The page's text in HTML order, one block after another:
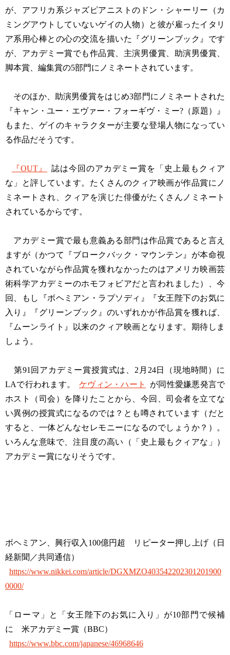
が、アフリカ系ジャズピアニストのドン・シャーリー（カ
ミングアウトしていないゲイの人物）と彼が雇ったイタリ
ア系用心棒との心の交流を描いた『グリーンブック』です
が、アカデミー賞でも作品賞、主演男優賞、助演男優賞、
脚本賞、編集賞の5部門にノミネートされています。
そのほか、助演男優賞をはじめ3部門にノミネートされた
『キャン・ユー・エヴァー・フォーギヴ・ミー?（原題）』
もまた、ゲイのキャラクターが主要な登場人物になってい
る作品だそうです。
『OUT』
誌は今回のアカデミー賞を「史上最もクィア
な」と評しています。たくさんのクィア映画が作品賞にノ
ミネートされ、クィアを演じた俳優がたくさんノミネート
されているからです。
アカデミー賞で最も意義ある部門は作品賞であると言え
ますが（かつて『ブロークバック・マウンテン』が本命視
されていながら作品賞を獲れなかったのはアメリカ映画芸
術科学アカデミーのホモフォビアだと言われました）、今
回、もし『ボヘミアン・ラプソディ』『女王陛下のお気に
入り』『グリーンブック』のいずれかが作品賞を獲れば、
『ムーンライト』以来のクィア映画となります。期待しま
しょう。
第91回アカデミー賞授賞式は、2月24日（現地時間）に
LAで行われます。
ケヴィン・ハート
が同性愛嫌悪発言で
ホスト（司会）を降りたことから、今回、司会者を立てな
い異例の授賞式になるのでは？とも噂されています（だと
すると、一体どんなセレモニーになるのでしょうか？）。
いろんな意味で、注目度の高い（「史上最もクィアな」）
アカデミー賞になりそうです。
ボヘミアン、興行収入100億円超 リピーター押し上げ（日
経新聞／共同通信）
https://www.nikkei.com/article/DGXMZO403542202301201900
0000/
「ローマ」と「女王陛下のお気に入り」が10部門で候補
に 米アカデミー賞（BBC）
https://www.bbc.com/japanese/46968646